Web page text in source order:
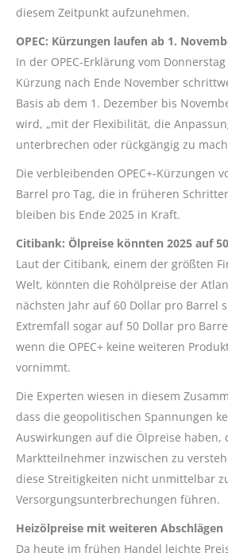
diesem Zeitpunkt aufzunehmen.
OPEC: Kürzungen laufen ab 1.
In der OPEC-Erklärung vom
Kürzung nach Ende November
Basis ab dem 1. Dezember bis
wird, „mit der Flexibilität, die
unterbrechen oder rückgängig zu
Die verbleibenden OPEC+-Kürzungen
Barrel pro Tag, die in früheren
bleiben bis Ende 2025 in Kraft.
Citibank: Ölpreise könnten 2025 auf
Laut der Citibank, einem der größten
Welt, könnten die Rohölpreise der
nächsten Jahr auf 60 Dollar pro Barrel
Extremfall sogar auf 50 Dollar pro
wenn die OPEC+ keine weiteren
vornimmt.
Die Experten wiesen in diesem
dass die geopolitischen Spannungen
Auswirkungen auf die Ölpreise haben,
Marktteilnehmer inzwischen zu
diese Streitigkeiten nicht unmittelbar
Versorgungsunterbrechungen führen.
Heizölpreise mit weiteren Abschlägen
Da heute im frühen Handel leichte